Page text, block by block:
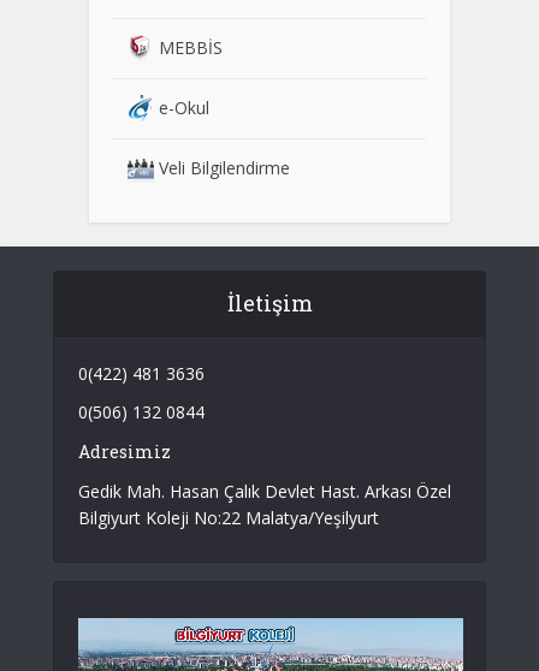
MEBBİS
e-Okul
Veli Bilgilendirme
İletişim
0(422) 481 3636
0(506) 132 0844
Adresimiz
Gedik Mah. Hasan Çalık Devlet Hast. Arkası Özel
Bilgiyurt Koleji No:22 Malatya/Yeşilyurt